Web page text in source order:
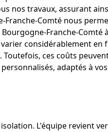
nos travaux, assurant
Comté nous
Franche-Comté
considérablement
ces coûts
adaptés à
L'équipe revient